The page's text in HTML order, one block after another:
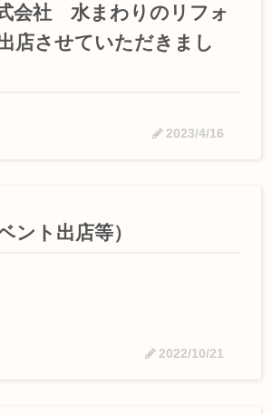
会社 水まわりのリフォ
店させていただきまし
2023/4/16
ント出店等）
2022/10/21